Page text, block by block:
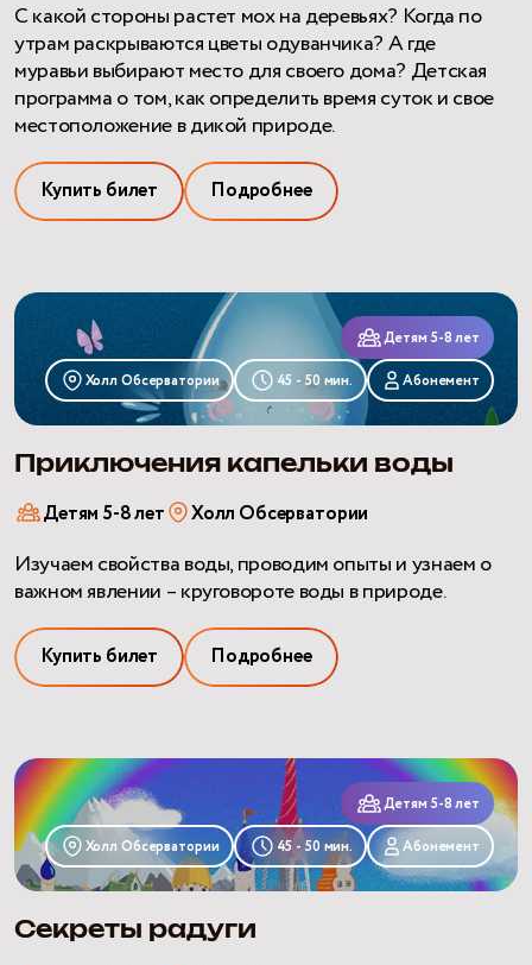
С какой стороны растет мох на деревьях? Когда по
утрам раскрываются цветы одуванчика? А где
муравьи выбирают место для своего дома? Детская
программа о том, как определить время суток и свое
местоположение в дикой природе.
Купить билет Подробнее
Приключения
капельки
воды
Детям 5-8 лет
Холл Обсерватории 45 - 50 мин. Абонемент
Приключения капельки воды
Детям 5-8 лет Холл Обсерватории
Изучаем свойства воды, проводим опыты и узнаем о
важном явлении – круговороте воды в природе.
Купить билет Подробнее
Секреты
радуги
Детям 5-8 лет
Холл Обсерватории 45 - 50 мин. Абонемент
Секреты радуги